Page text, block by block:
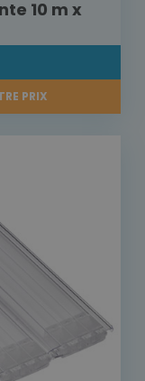
10 m x
PRIX